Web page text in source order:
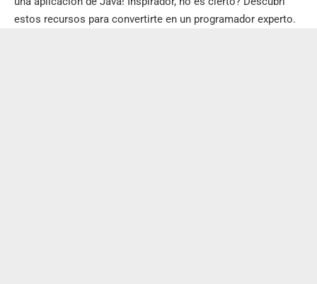
estos recursos para convertirte en un programador experto.